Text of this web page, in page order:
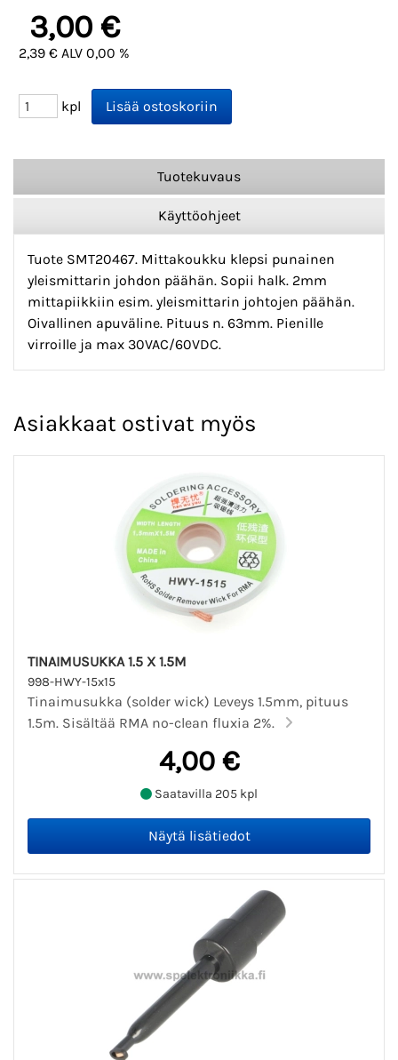
3,00 €
2,39 € ALV 0,00 %
kpl
Tuotekuvaus
Käyttöohjeet
Tuote SMT20467. Mittakoukku klepsi punainen
yleismittarin johdon päähän. Sopii halk. 2mm
mittapiikkiin esim. yleismittarin johtojen päähän.
Oivallinen apuväline. Pituus n. 63mm. Pienille
virroille ja max 30VAC/60VDC.
Asiakkaat ostivat myös
TINAIMUSUKKA 1.5 X 1.5M
998-HWY-15x15
Tinaimusukka (solder wick) Leveys 1.5mm, pituus
1.5m. Sisältää RMA no-clean fluxia 2%.
4,00 €
Saatavilla 205 kpl